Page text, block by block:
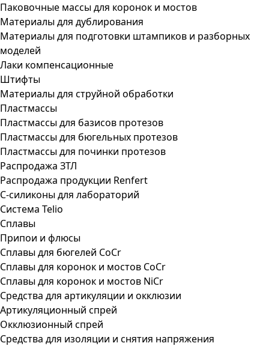
Паковочные массы для коронок и мостов
Материалы для дублирования
Материалы для подготовки штампиков и разборных
моделей
Лаки компенсационные
Штифты
Материалы для струйной обработки
Пластмассы
Пластмассы для базисов протезов
Пластмассы для бюгельных протезов
Пластмассы для починки протезов
Распродажа ЗТЛ
Распродажа продукции Renfert
С-силиконы для лабораторий
Система Telio
Сплавы
Припои и флюсы
Сплавы для бюгелей CoCr
Сплавы для коронок и мостов CoCr
Сплавы для коронок и мостов NiCr
Средства для артикуляции и окклюзии
Артикуляционный спрей
Окклюзионный спрей
Средства для изоляции и снятия напряжения